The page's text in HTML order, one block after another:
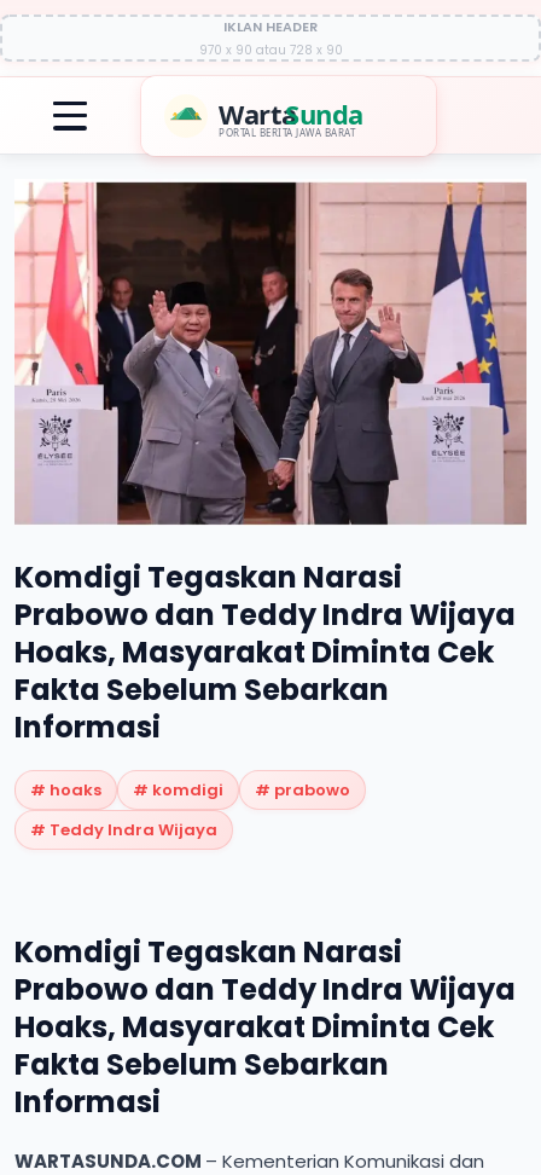
IKLAN HEADER
970 x 90 atau 728 x 90
WartaSunda
PORTAL BERITA JAWA BARAT
Komdigi Tegaskan Narasi
Prabowo dan Teddy Indra Wijaya
Hoaks, Masyarakat Diminta Cek
Fakta Sebelum Sebarkan
Informasi
# hoaks # komdigi # prabowo
# Teddy Indra Wijaya
Komdigi Tegaskan Narasi
Prabowo dan Teddy Indra Wijaya
Hoaks, Masyarakat Diminta Cek
Fakta Sebelum Sebarkan
Informasi
WARTASUNDA.COM – Kementerian Komunikasi dan